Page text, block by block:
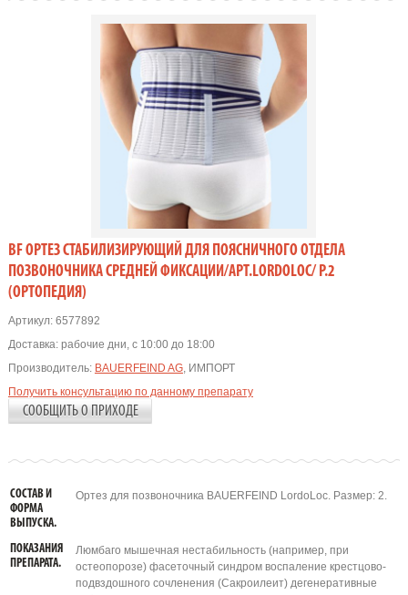
BF ОРТЕЗ СТАБИЛИЗИРУЮЩИЙ ДЛЯ ПОЯСНИЧНОГО ОТДЕЛА
ПОЗВОНОЧНИКА СРЕДНЕЙ ФИКСАЦИИ/АРТ.LORDOLOC/ Р.2
(ОРТОПЕДИЯ)
Артикул:6577892
Доставка: рабочие дни, с 10:00 до 18:00
Производитель: BAUERFEIND AG, ИМПОРТ
Получить консультацию по данному препарату
СООБЩИТЬ О ПРИХОДЕ
СОСТАВ И
ФОРМА
ВЫПУСКА.
Ортез для позвоночника BAUERFEIND LordoLoc. Размер: 2.
ПОКАЗАНИЯ
ПРЕПАРАТА.
Люмбаго мышечная нестабильность (например, при
остеопорозе) фасеточный синдром воспаление крестцово-
подвздошного сочленения (Сакроилеит) дегенеративные